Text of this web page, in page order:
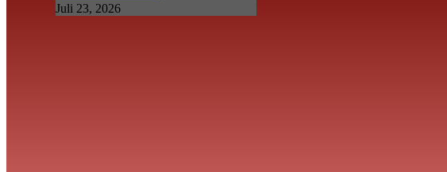
Juli 23, 2026